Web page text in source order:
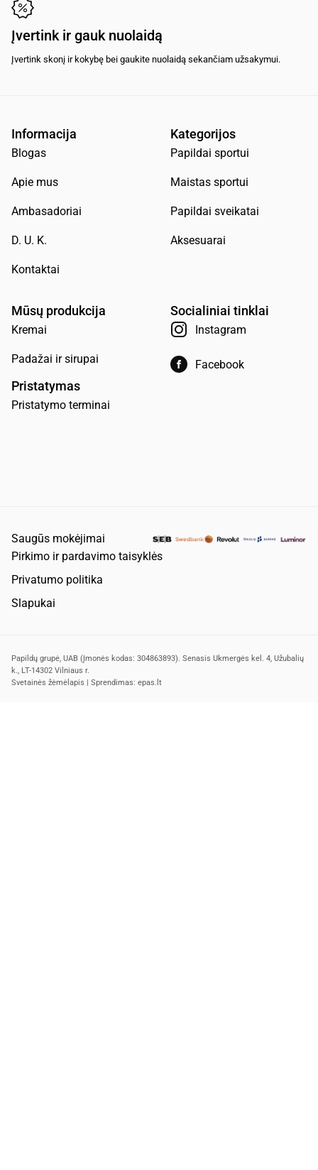
Įvertink ir gauk nuolaidą
Įvertink skonį ir kokybę bei gaukite nuolaidą sekančiam užsakymui.
Informacija
Blogas
Apie mus
Ambasadoriai
D. U. K.
Kontaktai
Kategorijos
Papildai sportui
Maistas sportui
Papildai sveikatai
Aksesuarai
Mūsų produkcija
Kremai
Padažai ir sirupai
Pristatymas
Pristatymo terminai
Socialiniai tinklai
Instagram
Facebook
Saugūs mokėjimai
Pirkimo ir pardavimo taisyklės
Privatumo politika
Slapukai
Papildų grupė, UAB (Įmonės kodas: 304863893). Senasis Ukmergės kel. 4, Užubalių
k., LT-14302 Vilniaus r.
Svetainės žėmėlapis | Sprendimas: epas.lt